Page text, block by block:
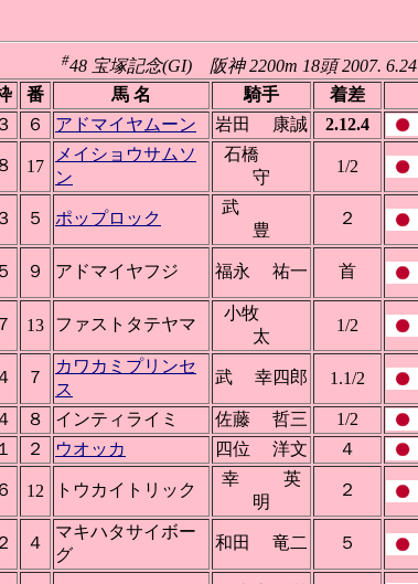
#48 宝塚記念(GI) 阪神 2200m 18頭 2007. 6.24
番 馬 名 騎手 着差
３ ６ アドマイヤムーン 岩田 康誠 2.12.4
17
メイショウサムソ
ン
石橋
守
1/2
３ ５ ポップロック
武
豊
２
５ ９ アドマイヤフジ 福永 祐一 首
７ 13 ファストタテヤマ
小牧
太
1/2
７
カワカミプリンセ
ス
武 幸四郎 1.1/2
８ インティライミ 佐藤 哲三 1/2
１ ２ ウオッカ 四位 洋文 ４
６ 12 トウカイトリック
幸 英
明
２
２ ４
マキハタサイボー
グ
和田 竜二 ５